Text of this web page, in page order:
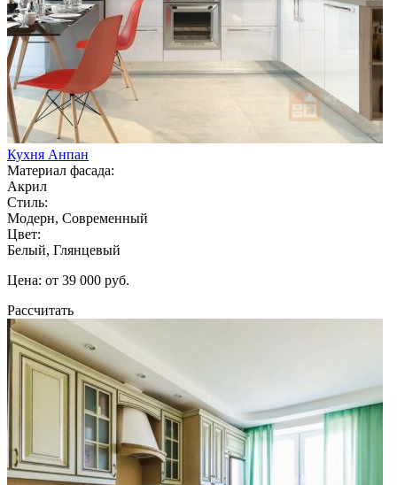
Кухня Анпан
Материал фасада:
Акрил
Стиль:
Модерн, Современный
Цвет:
Белый, Глянцевый
Цена: от 39 000 руб.
Рассчитать